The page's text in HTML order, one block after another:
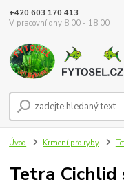
+420 603 170 413
V pracovní dny 8:00 - 18:00
Úvod Krmení pro ryby
Tetra Cichlid